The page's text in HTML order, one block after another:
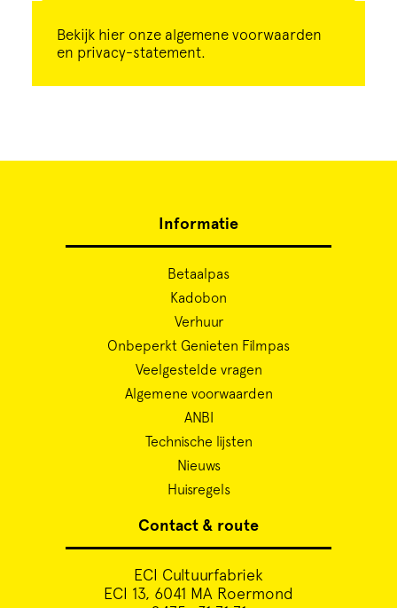
Bekijk hier onze algemene voorwaarden
en privacy-statement.
Informatie
Betaalpas
Kadobon
Verhuur
Onbeperkt Genieten Filmpas
Veelgestelde vragen
Algemene voorwaarden
ANBI
Technische lijsten
Nieuws
Huisregels
Contact & route
ECI Cultuurfabriek
ECI 13, 6041 MA Roermond